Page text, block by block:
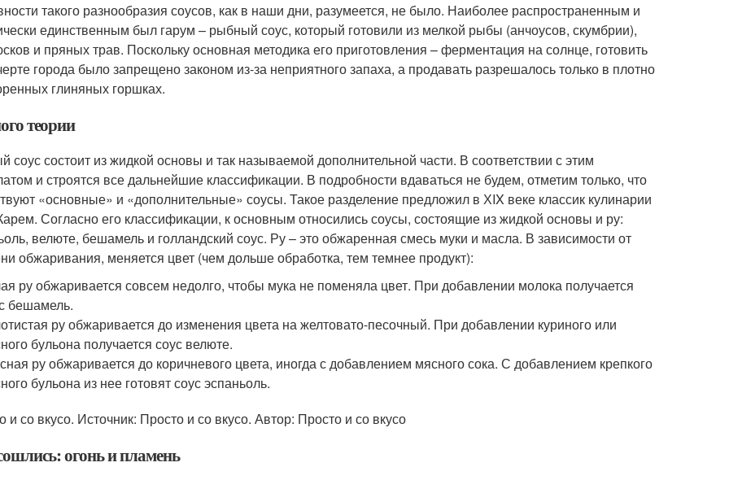
такого разнообразия соусов, как в наши дни, разумеется, не было. Наиболее распространенным и
единственным был гарум – рыбный соус, который готовили из мелкой рыбы (анчоусов, скумбрии),
и пряных трав. Поскольку основная методика его приготовления – ферментация на солнце, готовить
города было запрещено законом из-за неприятного запаха, а продавать разрешалось только в плотно
глиняных горшках.
теории
соус состоит из жидкой основы и так называемой дополнительной части. В соответствии с этим
и строятся все дальнейшие классификации. В подробности вдаваться не будем, отметим только, что
«основные» и «дополнительные» соусы. Такое разделение предложил в ХIX веке классик кулинарии
Согласно его классификации, к основным относились соусы, состоящие из жидкой основы и ру:
велюте, бешамель и голландский соус. Ру – это обжаренная смесь муки и масла. В зависимости от
обжаривания, меняется цвет (чем дольше обработка, тем темнее продукт):
ру обжаривается совсем недолго, чтобы мука не поменяла цвет. При добавлении молока получается
бешамель.
ру обжаривается до изменения цвета на желтовато-песочный. При добавлении куриного или
бульона получается соус велюте.
ру обжаривается до коричневого цвета, иногда с добавлением мясного сока. С добавлением крепкого
бульона из нее готовят соус эспаньоль.
и со вкусо. Источник: Просто и со вкусо. Автор: Просто и со вкусо
огонь и пламень